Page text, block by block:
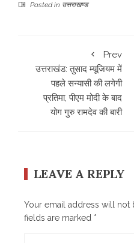
Posted in उत्तराखण्ड
Prev
उत्तराखंड: तुसाद म्यूजियम में
पहले सन्यासी की लगेगी
प्रतिमा, पीएम मोदी के बाद
योग गुरु रामदेव की बारी
LEAVE A REPLY
Your email address will not
fields are marked *